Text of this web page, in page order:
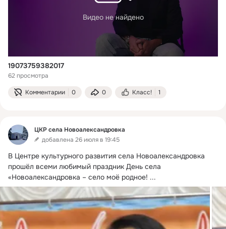
Видео не найдено
19073759382017
62 просмотра
Комментарии 0 0 Класс! 1
ЦКР села Новоалександровка
добавлена 26 июля в 19:45
В Центре культурного развития села Новоалександровка
прошёл всеми любимый праздник День села
«Новоалександровка – село моё родное! ...